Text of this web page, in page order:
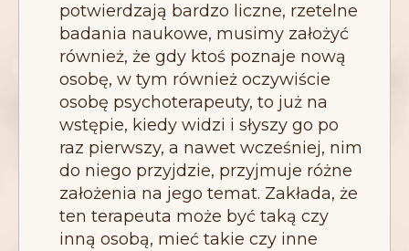
potwierdzają bardzo liczne, rzetelne
badania naukowe, musimy założyć
również, że gdy ktoś poznaje nową
osobę, w tym również oczywiście
osobę psychoterapeuty, to już na
wstępie, kiedy widzi i słyszy go po
raz pierwszy, a nawet wcześniej, nim
do niego przyjdzie, przyjmuje różne
założenia na jego temat. Zakłada, że
ten terapeuta może być taką czy
inną osobą, mieć takie czy inne